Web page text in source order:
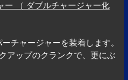
（ ダブルチャージャー化
チャージャーを装着します。
アップのクランクで、更にぶ